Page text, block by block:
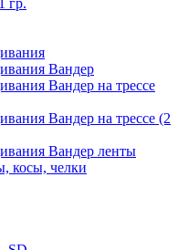
гр.
Вандер
Вандер на трессе
Вандер на трессе (2
Вандер ленты
косы, челки